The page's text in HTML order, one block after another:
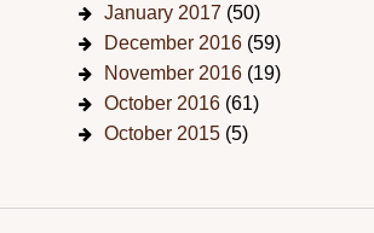
January 2017 (50)
December 2016 (59)
November 2016 (19)
October 2016 (61)
October 2015 (5)